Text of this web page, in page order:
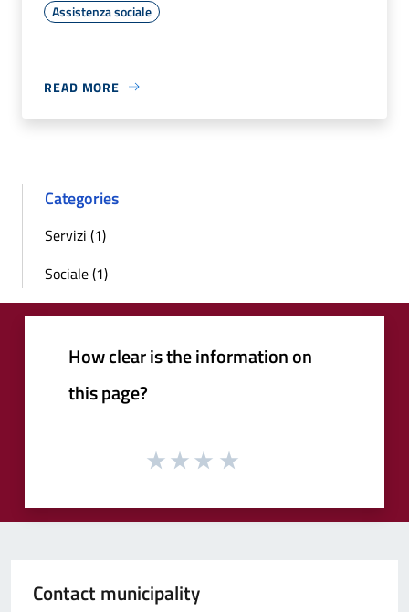
Assistenza sociale
READ MORE
Categories
Servizi (1)
Sociale (1)
How clear is the information on
this page?
Contact municipality